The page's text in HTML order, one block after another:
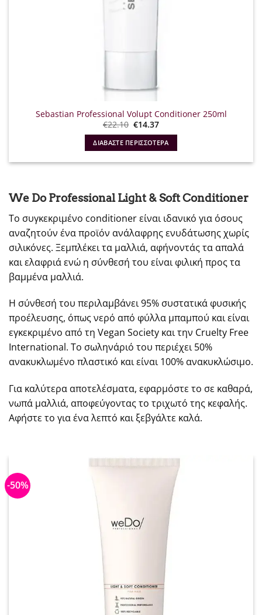
Sebastian Professional Volupt Conditioner 250ml
€22.10 Original
was:
€22.10.
€14.37Η
τιμή
είναι:
€14.37.
ΔΙΑΒΆΣΤΕ ΠΕΡΙΣΣΌΤΕΡΑ
We Do Professional Light & Soft Conditioner
Το συγκεκριμένο conditioner είναι ιδανικό για όσους
αναζητούν ένα προϊόν ανάλαφρης ενυδάτωσης χωρίς
σιλικόνες. Ξεμπλέκει τα μαλλιά, αφήνοντάς τα απαλά
και ελαφριά ενώ η σύνθεσή του είναι φιλική προς τα
βαμμένα μαλλιά.
Η σύνθεσή του περιλαμβάνει 95% συστατικά φυσικής
προέλευσης, όπως νερό από φύλλα μπαμπού και είναι
εγκεκριμένο από τη Vegan Society και την Cruelty Free
International. Το σωληνάριό του περιέχει 50%
ανακυκλωμένο πλαστικό και είναι 100% ανακυκλώσιμο.
Για καλύτερα αποτελέσματα, εφαρμόστε το σε καθαρά,
νωπά μαλλιά, αποφεύγοντας το τριχωτό της κεφαλής.
Αφήστε το για ένα λεπτό και ξεβγάλτε καλά.
-50%